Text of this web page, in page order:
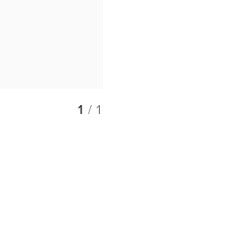
1 / 1